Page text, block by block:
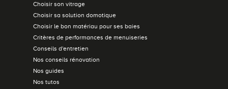
Choisir son vitrage
Choisir sa solution domotique
Choisir le bon matériau pour ses baies
Critères de performances de menuiseries
Conseils d'entretien
Nos conseils rénovation
Nos guides
Nos tutos